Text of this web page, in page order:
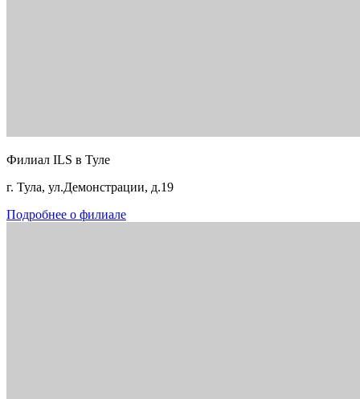
Филиал ILS в Туле
г. Тула, ул.Демонстрации, д.19
Подробнее о филиале